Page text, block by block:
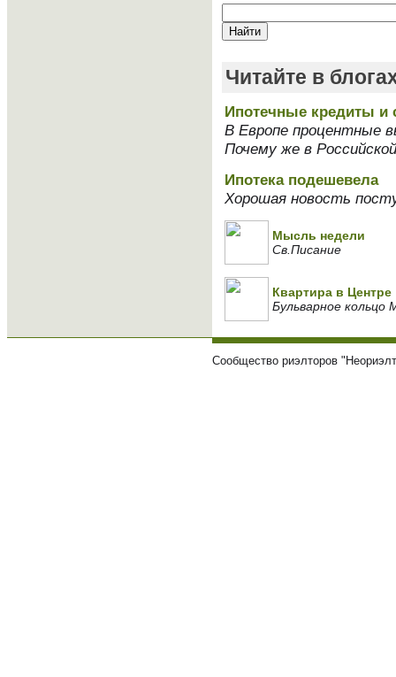
Читайте в
Ипотечные кредиты и
В Европе процентные
Почему же в
Ипотека подешевела
Хорошая новость
Мысль недели
Св.Писание
Квартира в Центре
Бульварное кольцо
Сообщество риэлторов